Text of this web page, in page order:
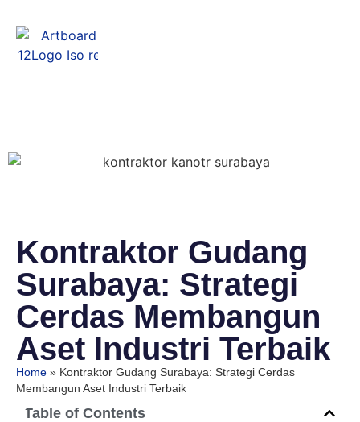
Kontraktor Gudang
Surabaya: Strategi
Cerdas Membangun
Aset Industri Terbaik
Home » Kontraktor Gudang Surabaya: Strategi Cerdas
Membangun Aset Industri Terbaik
Table of Contents